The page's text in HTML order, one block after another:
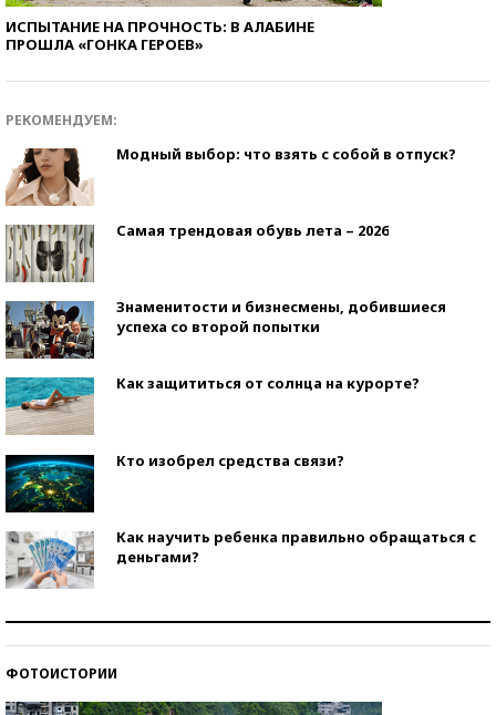
ИСПЫТАНИЕ НА ПРОЧНОСТЬ: В АЛАБИНЕ
ПРОШЛА «ГОНКА ГЕРОЕВ»
РЕКОМЕНДУЕМ:
Модный выбор: что взять с собой в отпуск?
Самая трендовая обувь лета – 2026
Знаменитости и бизнесмены, добившиеся
успеха со второй попытки
Как защититься от солнца на курорте?
Кто изобрел средства связи?
Как научить ребенка правильно обращаться с
деньгами?
ФОТОИСТОРИИ